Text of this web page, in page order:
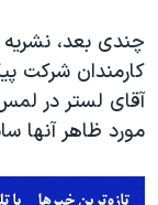
چندی بعد، نشریه
کارمندان شرکت
آقای لستر در
مورد ظاهر آنها